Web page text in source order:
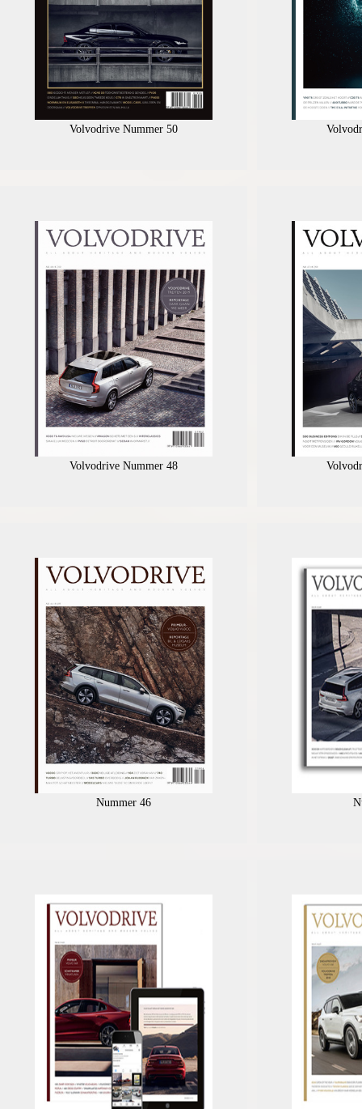
Volvodrive Nummer 50
Volvodrive Nummer 48
Nummer 46